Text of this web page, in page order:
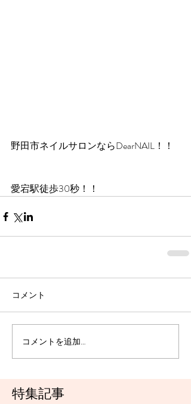
特集記事
野田市ネイルサロンならDearNAIL！！
愛宕駅徒歩30秒！！
コメント
コメントを追加…